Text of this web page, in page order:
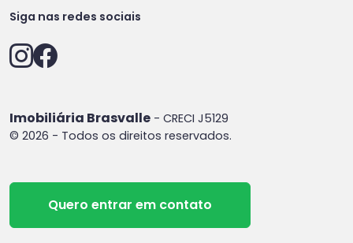
Siga nas redes sociais
Imobiliária Brasvalle - CRECI J5129
© 2026 - Todos os direitos reservados.
Quero entrar em contato